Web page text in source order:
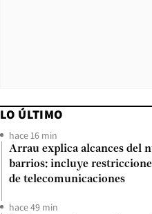
LO ÚLTIMO
hace 16 min
Arrau explica alcances del
barrios: incluye
de telecomunicaciones
hace 49 min